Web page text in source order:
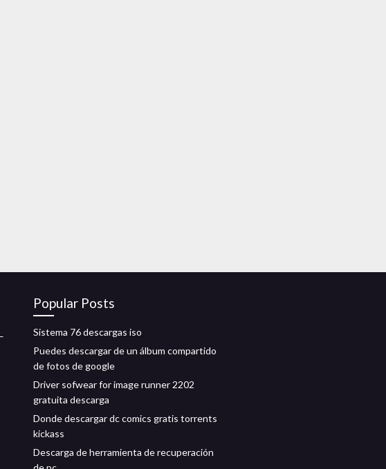
Popular Posts
Sistema 76 descargas iso
Puedes descargar de un álbum compartido
de fotos de google
Driver sofwear for image runner 2202
gratuita descarga
Donde descargar dc comics gratis torrents
kickass
Descarga de herramienta de recuperación